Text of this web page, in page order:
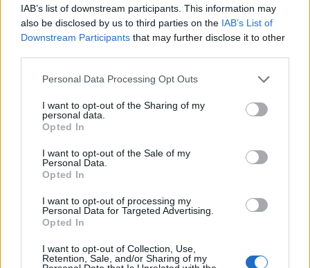
IAB’s list of downstream participants. This information may
also be disclosed by us to third parties on the IAB’s List of
Downstream Participants that may further disclose it to other
Personal Data Processing Opt Outs
I want to opt-out of the Sharing of my
personal data.
Opted In
I want to opt-out of the Sale of my
Personal Data.
Opted In
I want to opt-out of processing my
Personal Data for Targeted Advertising.
Opted In
I want to opt-out of Collection, Use,
Retention, Sale, and/or Sharing of my
με 916 προϊόντα